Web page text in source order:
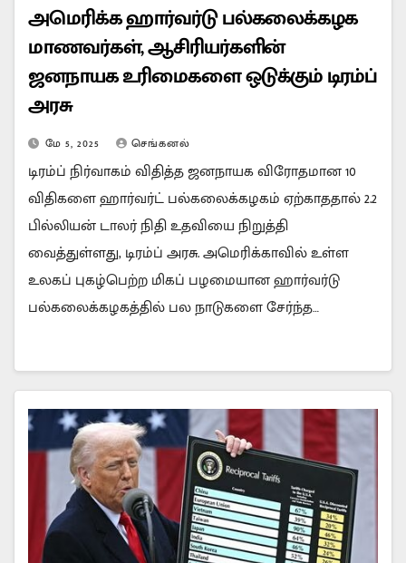
அமெரிக்க ஹார்வர்டு பல்கலைக்கழக
மாணவர்கள், ஆசிரியர்களின்
ஜனநாயக உரிமைகளை ஒடுக்கும் டிரம்ப்
அரசு
மே 5, 2025 செங்கனல்
டிரம்ப் நிர்வாகம் விதித்த ஜனநாயக விரோதமான 10
விதிகளை ஹார்வர்ட் பல்கலைக்கழகம் ஏற்காததால் 2.2
பில்லியன் டாலர் நிதி உதவியை நிறுத்தி
வைத்துள்ளது, டிரம்ப் அரசு. அமெரிக்காவில் உள்ள
உலகப் புகழ்பெற்ற மிகப் பழமையான ஹார்வர்டு
பல்கலைக்கழகத்தில் பல நாடுகளை சேர்ந்த…